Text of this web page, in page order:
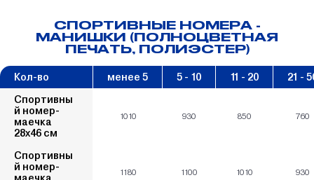
СПОРТИВНЫЕ НОМЕРА -
МАНИШКИ (ПОЛНОЦВЕТНАЯ
ПЕЧАТЬ, ПОЛИЭСТЕР)
Кол-во менее 5 5 - 10 11 - 20
21 -
Спортивны
й номер-
маечка
28х46 см
Спортивны
й номер-
1010 930 850 760
1180 1100 1010 930